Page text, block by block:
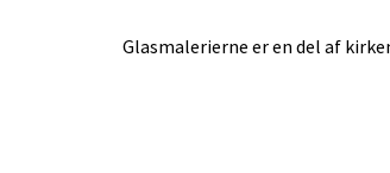
Glasmalerierne er en del af